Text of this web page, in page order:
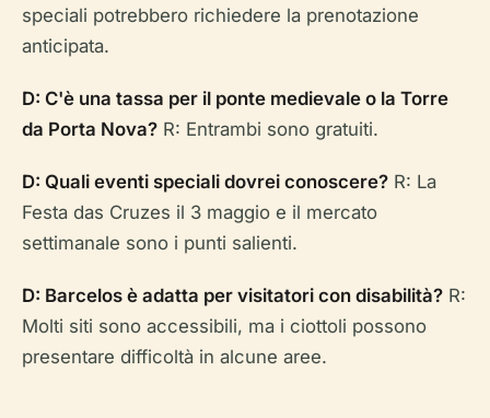
speciali potrebbero richiedere la prenotazione
anticipata.
D: C'è una tassa per il ponte medievale o la Torre
da Porta Nova? R: Entrambi sono gratuiti.
D: Quali eventi speciali dovrei conoscere? R: La
Festa das Cruzes il 3 maggio e il mercato
settimanale sono i punti salienti.
D: Barcelos è adatta per visitatori con disabilità? R:
Molti siti sono accessibili, ma i ciottoli possono
presentare difficoltà in alcune aree.